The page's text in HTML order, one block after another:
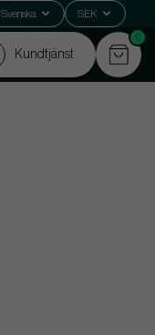
Svenska SEK
Kundtjänst
0